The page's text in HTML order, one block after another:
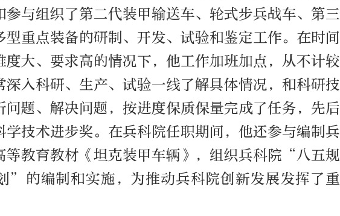
参与组织了第二代装甲输送车、轮式步兵战车、第三
型重点装备的研制、开发、试验和鉴定工作。在时间
度大、要求高的情况下，他工作加班加点，从不计较
深入科研、生产、试验一线了解具体情况，和科研技
问题、解决问题，按进度保质保量完成了任务，先后
学技术进步奖。在兵科院任职期间，他还参与编制兵
等教育教材《坦克装甲车辆》，组织兵科院“八五规
的编制和实施，为推动兵科院创新发展发挥了重